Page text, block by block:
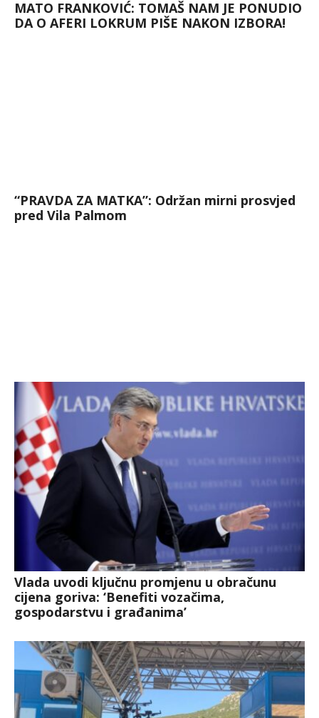
MATO FRANKOVIĆ: TOMAŠ NAM JE PONUDIO
DA O AFERI LOKRUM PIŠE NAKON IZBORA!
“PRAVDA ZA MATKA”: Održan mirni prosvjed
pred Vila Palmom
Vlada uvodi ključnu promjenu u obračunu
cijena goriva: ‘Benefiti vozačima,
gospodarstvu i građanima’